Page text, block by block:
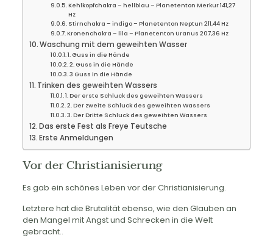
Kehlkopfchakra – hellblau – Planetenton Merkur 141,27
Hz
Stirnchakra – indigo – Planetenton Neptun 211,44 Hz
Kronenchakra – lila – Planetenton Uranus 207,36 Hz
Waschung mit dem geweihten Wasser
1. Guss in die Hände
2. Guss in die Hände
3 Guss in die Hände
Trinken des geweihten Wassers
1. Der erste Schluck des geweihten Wassers
2. Der zweite Schluck des geweihten Wassers
3. Der Dritte Schluck des geweihten Wassers
Das erste Fest als Freye Teutsche
Erste Anmeldungen
Vor der Christianisierung
Es gab ein schönes Leben vor der Christianisierung.
Letztere hat die Brutalität ebenso, wie den Glauben an
den Mangel mit Angst und Schrecken in die Welt
gebracht..